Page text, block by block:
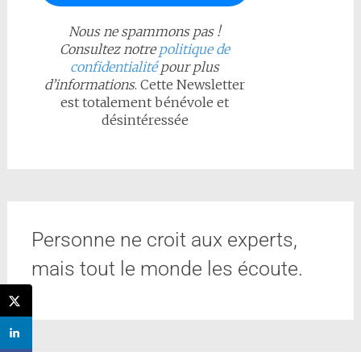
Nous ne spammons pas !
Consultez notrepolitique de
confidentialitépour plus
d’informations. Cette Newsletter
est totalement bénévole et
désintéressée
Personne ne croit aux experts,
mais tout le monde les écoute.